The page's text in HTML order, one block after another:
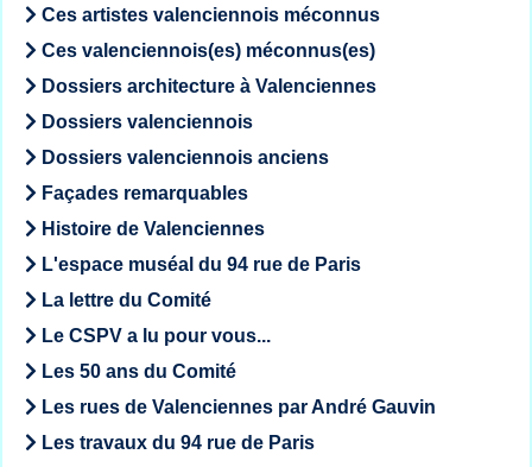
Ces artistes valenciennois méconnus
Ces valenciennois(es) méconnus(es)
Dossiers architecture à Valenciennes
Dossiers valenciennois
Dossiers valenciennois anciens
Façades remarquables
Histoire de Valenciennes
L'espace muséal du 94 rue de Paris
La lettre du Comité
Le CSPV a lu pour vous...
Les 50 ans du Comité
Les rues de Valenciennes par André Gauvin
Les travaux du 94 rue de Paris